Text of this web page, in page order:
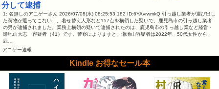
分して逮捕
1: 名無しのアニゲーさん 2026/07/08(水) 08:25:53.182 ID:6YAvrwmkQ 引っ越し業者が運び出し
た荷物が返ってこない…。着せ替え人形など157点を横領した疑いで、鹿児島市の引っ越し業者
の男が逮捕されました。業務上横領の疑いで逮捕されたのは、鹿児島市の引っ越し業など経営・
瀬地山大志 容疑者（41）です。警察によりますと、瀬地山容疑者は2022年、50代女性から、
鹿…
アニゲー速報
Kindle お得なセール本